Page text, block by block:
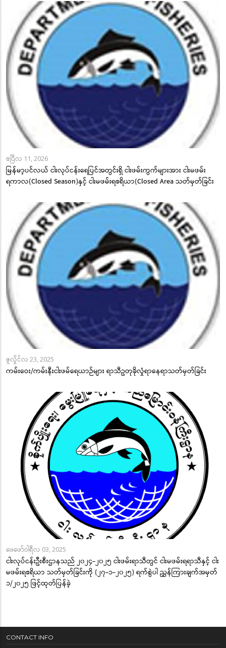
ဧပြီလ 11, 2026
မြန်မာ့ပင်လယ် ငါးလုပ်ငန်းရေပြင်အတွင်းရှိ ငါးဖမ်းကွက်များအား ငါးမဖမ်း
ရကာလ(Closed Season)နှင့် ငါးမဖမ်းရဧရိယာ(Closed Area သတ်မှတ်ခြင်း
ဇူလှိုင်လ 23, 2025
ကမ်းဝေး/ကမ်းနီးငါးဖမ်ရေယာဉ်များ ရာသီဥတုခိုလှုံရာနေရာသတ်မှတ်ခြင်း
ဖေဖော်ဝါရီလ 03, 2025
ငါးလုပ်ငန်းဦးစီးဌာနသည် ၂၀၂၄-၂၀၂၅ ငါးဖမ်းရာသီတွင် ငါးမဖမ်းရရာသီနှင့် ငါး
မဖမ်းရဧရိယာ သတ်မှတ်ခြင်းကို (၂၇-၁-၂၀၂၅) ရက်စွဲပါ ညွှန်ကြားချက်အမှတ်
၁/၂၀၂၅ ဖြင့်ထုတ်ပြန်ခဲ့
CONTACT INFO